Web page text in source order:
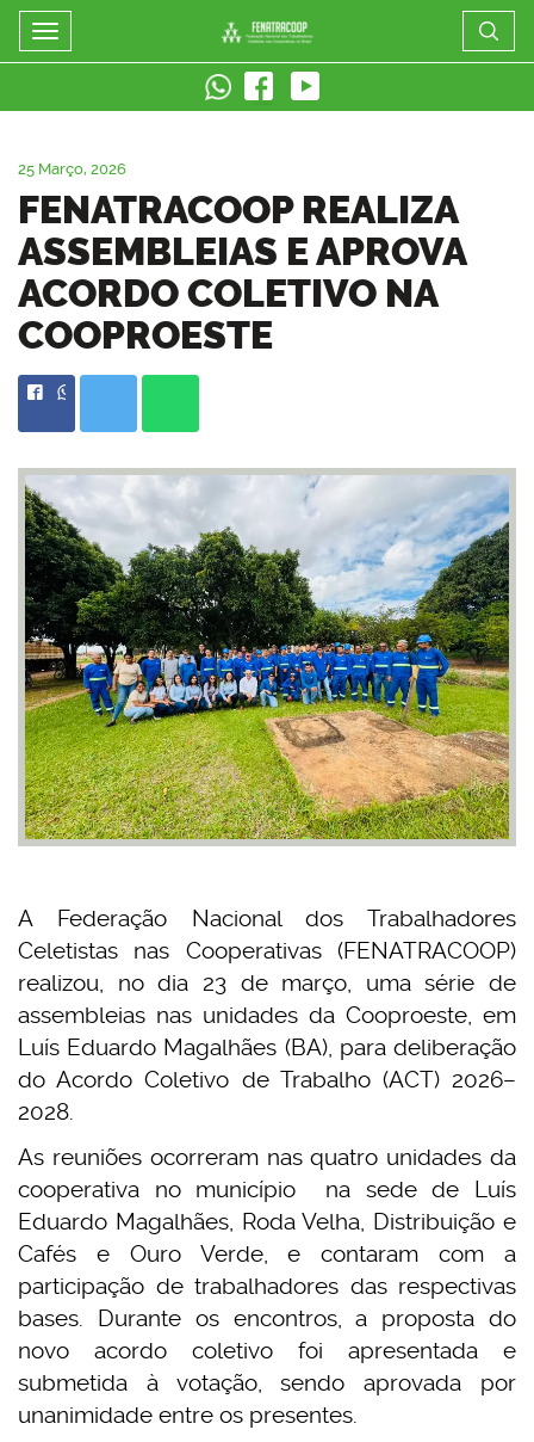
FENATRACOOP
Mostrar/Esconder
menu
25 Março, 2026
FENATRACOOP REALIZA
ASSEMBLEIAS E APROVA
ACORDO COLETIVO NA
COOPROESTE
A Federação Nacional dos Trabalhadores
Celetistas nas Cooperativas (FENATRACOOP)
realizou, no dia 23 de março, uma série de
assembleias nas unidades da Cooproeste, em
Luís Eduardo Magalhães (BA), para deliberação
do Acordo Coletivo de Trabalho (ACT) 2026–
2028.
As reuniões ocorreram nas quatro unidades da
cooperativa no município na sede de Luís
Eduardo Magalhães, Roda Velha, Distribuição e
Cafés e Ouro Verde, e contaram com a
participação de trabalhadores das respectivas
bases. Durante os encontros, a proposta do
novo acordo coletivo foi apresentada e
submetida à votação, sendo aprovada por
unanimidade entre os presentes.